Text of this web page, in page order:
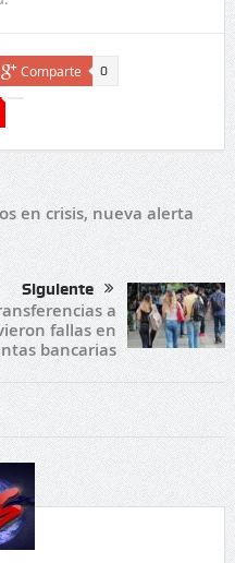
Comparte 0
en crisis, nueva alerta
Siguiente
a
fallas en
bancarias